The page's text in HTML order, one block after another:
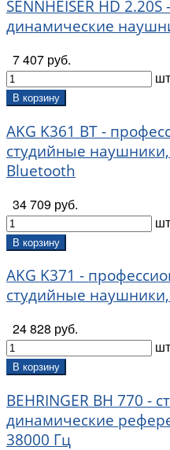
SENNHEISER HD
динамические
7 407 руб.
шт
В корзину
AKG K361 BT -
студийные
Bluetooth
34 709 руб.
шт
В корзину
AKG K371 -
студийные
24 828 руб.
шт
В корзину
BEHRINGER BH 770 -
динамические
38000 Гц